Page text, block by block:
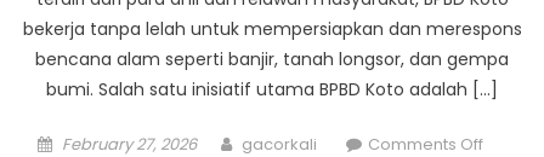
bekerja tanpa lelah untuk mempersiapkan dan merespons
bencana alam seperti banjir, tanah longsor, dan gempa
bumi. Salah satu inisiatif utama BPBD Koto adalah […]
Posted
February 27, 2026 Author
gacorkali Comments Offon